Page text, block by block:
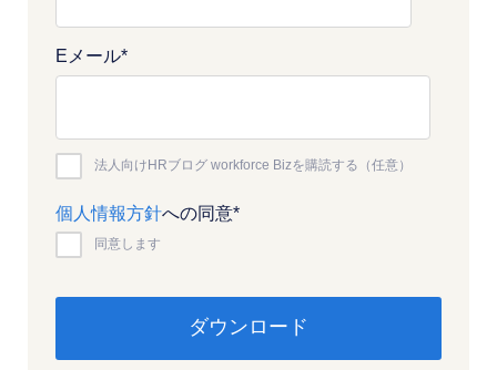
Eメール*
法人向けHRブログ workforce Bizを購読する（任意）
個人情報方針への同意*
同意します